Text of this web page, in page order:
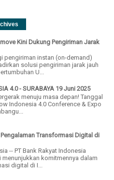
Kini Dukung Pengiriman Jarak
pengiriman instan (on-demand)
solusi pengiriman jarak jauh
U...
4.0 - SURABAYA 19 Juni 2025
menuju masa depan! Tanggal
Indonesia 4.0 Conference & Expo
Transformasi Digital di
-- PT Bank Rakyat Indonesia
menunjukkan komitmennya dalam
digital di I...